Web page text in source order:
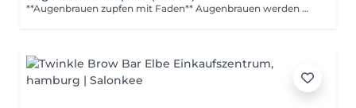
**Augenbrauen zupfen mit Faden** Augenbrauen werden mit Fadentechnik präzise geformt. Feine Härchen werden entfernt und die Konturen wirken sauberer und gepflegter.